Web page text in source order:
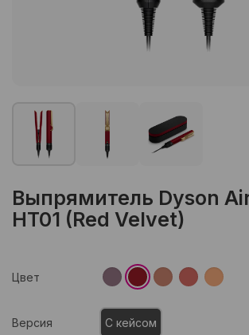
Выпрямитель Dyson
HT01 (Red Velvet)
Цвет
Версия С кейсом